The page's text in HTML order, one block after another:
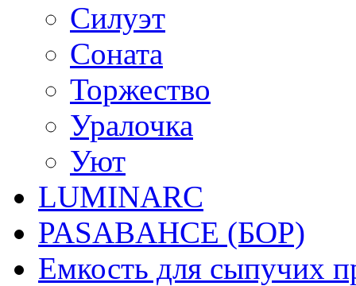
Силуэт
Соната
Торжество
Уралочка
Уют
LUMINARC
PASABAHCE (БОР)
Емкость для сыпучих